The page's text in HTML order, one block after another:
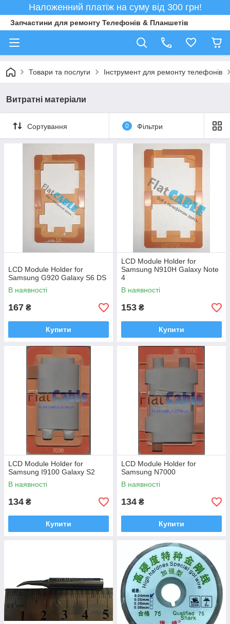
Наложенний платіж на суму від 300 грн!
Запчастини для ремонту Телефонів & Планшетів
Товари та послуги Інструмент для ремонту телефонів
Витратні матеріали
Сортування 0 Фільтри
LCD Module Holder for
Samsung G920 Galaxy S6 DS
В наявності
167 ₴
Купити
LCD Module Holder for
Samsung N910H Galaxy Note
4
В наявності
153 ₴
Купити
LCD Module Holder for
Samsung I9100 Galaxy S2
В наявності
134 ₴
Купити
LCD Module Holder for
Samsung N7000
В наявності
134 ₴
Купити